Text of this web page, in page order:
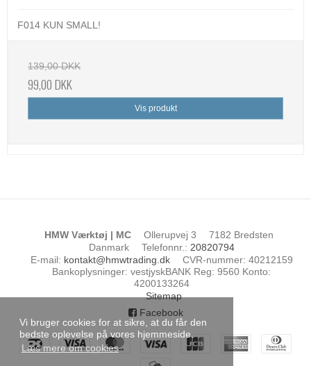
Vi bruger cookies for at sikre, at du får den
bedste oplevelse på vores hjemmeside.
Læs mere om cookies
F014 KUN SMALL!
139,00 DKK
99,00 DKK
Vis produkt
HMW Værktøj | MC Ollerupvej 3
7182 Bredsten
Danmark
Telefonnr. : 20820794
E-mail: kontakt@hmwtrading.dk CVR-nummer: 40212159
Bankoplysninger: vestjyskBANK Reg: 9560 Konto:
4200133264
Sitemap
Facebook